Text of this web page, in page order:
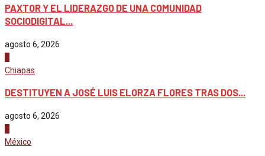
PAXTOR Y EL LIDERAZGO DE UNA COMUNIDAD
SOCIODIGITAL...
agosto 6, 2026
Chiapas
DESTITUYEN A JOSÉ LUIS ELORZA FLORES TRAS DOS...
agosto 6, 2026
México